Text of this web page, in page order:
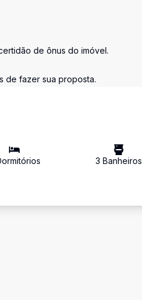
de ônus do imóvel.
de fazer sua proposta.
s 3 Banheiros